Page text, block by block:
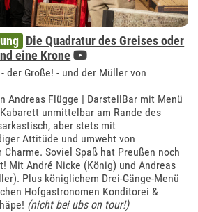
Die Quadratur des Greises oder
eine Krone
der Große! - und der Müller von
Andreas Flügge | DarstellBar mit Menü
unmittelbar am Rande des
aber stets mit
Attitüde und umweht von
Charme. Soviel Spaß hat Preußen noch
Mit André Nicke (König) und Andreas
Plus königlichem Drei-Gänge-Menü
Hofgastronomen Konditorei &
(nicht bei ubs on tour!)